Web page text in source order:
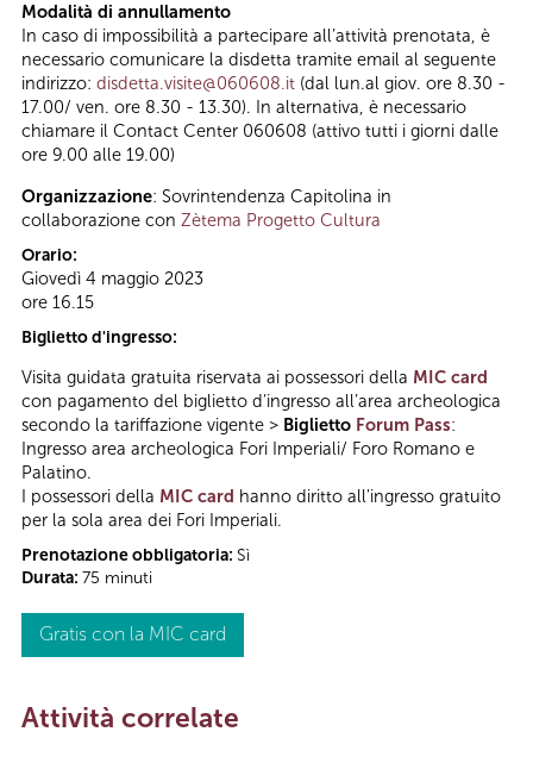
Modalità di annullamento
In caso di impossibilità a partecipare all’attività prenotata, è
necessario comunicare la disdetta tramite email al seguente
indirizzo: disdetta.visite@060608.it (dal lun.al giov. ore 8.30 -
17.00/ ven. ore 8.30 - 13.30). In alternativa, è necessario
chiamare il Contact Center 060608 (attivo tutti i giorni dalle
ore 9.00 alle 19.00)
Organizzazione: Sovrintendenza Capitolina in
collaborazione con Zètema Progetto Cultura
Orario:
Giovedì 4 maggio 2023
ore 16.15
Biglietto d'ingresso:
Visita guidata gratuita riservata ai possessori della MIC card
con pagamento del biglietto d’ingresso all’area archeologica
secondo la tariffazione vigente > Biglietto Forum Pass:
Ingresso area archeologica Fori Imperiali/ Foro Romano e
Palatino.
I possessori della MIC card hanno diritto all'ingresso gratuito
per la sola area dei Fori Imperiali.
Prenotazione obbligatoria: Sì
Durata: 75 minuti
Gratis con la MIC card
Attività correlate